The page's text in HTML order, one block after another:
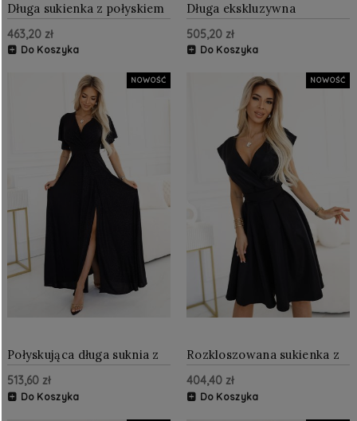
Długa sukienka z połyskiem
i gorsetowym wiązaniem na
plecach Czarna z brokatem
463,20 zł
Do Koszyka
Długa ekskluzywna
satynowa suknia z dekoltem
i rozcięciem Czarna
505,20 zł
Do Koszyka
Połyskująca długa suknia z
rękawkiem i dekoltem
Czarna z brokatem
513,60 zł
Do Koszyka
NOWOŚĆ
Rozkloszowana sukienka z
kopertowym dekoltem i
paskiem Czarna z brokatem
404,40 zł
Do Koszyka
NOWOŚĆ